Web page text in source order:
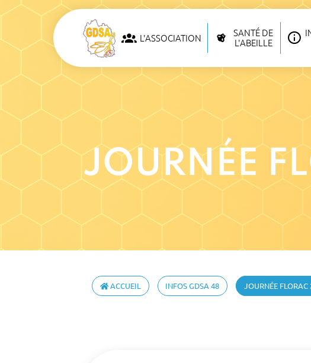
L'ASSOCIATION
SANTÉ DE
L'ABEILLE
JOURNÉE
ACCUEIL INFOS GDSA 48 JOURNÉE FLORAC